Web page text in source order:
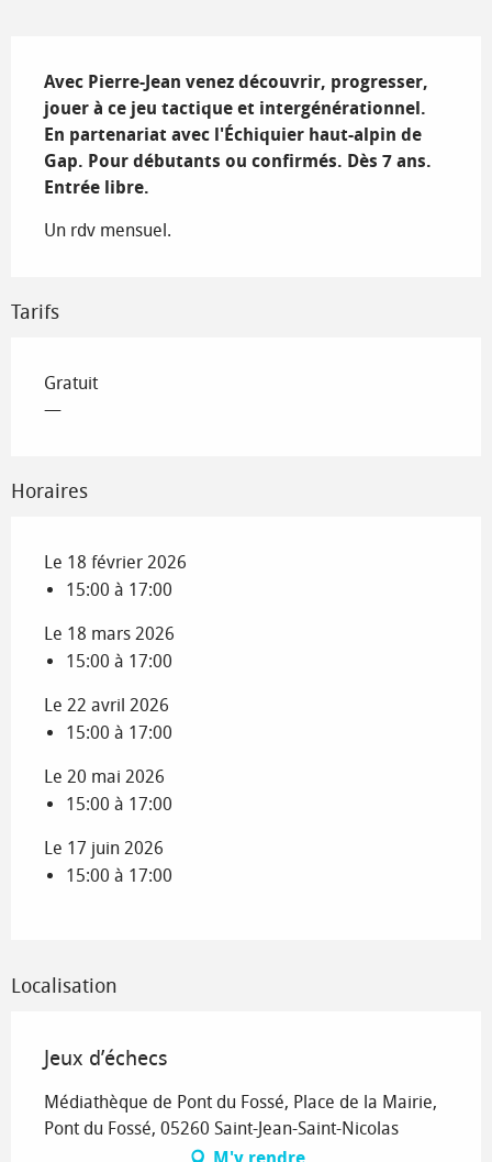
Avec Pierre-Jean venez découvrir, progresser,
jouer à ce jeu tactique et intergénérationnel.
En partenariat avec l'Échiquier haut-alpin de
Gap. Pour débutants ou confirmés. Dès 7 ans.
Entrée libre.
Un rdv mensuel.
Tarifs
Gratuit
—
Horaires
Le 18 février 2026
15:00 à 17:00
Le 18 mars 2026
15:00 à 17:00
Le 22 avril 2026
15:00 à 17:00
Le 20 mai 2026
15:00 à 17:00
Le 17 juin 2026
15:00 à 17:00
Localisation
Jeux d’échecs
Médiathèque de Pont du Fossé, Place de la Mairie,
Pont du Fossé, 05260 Saint-Jean-Saint-Nicolas